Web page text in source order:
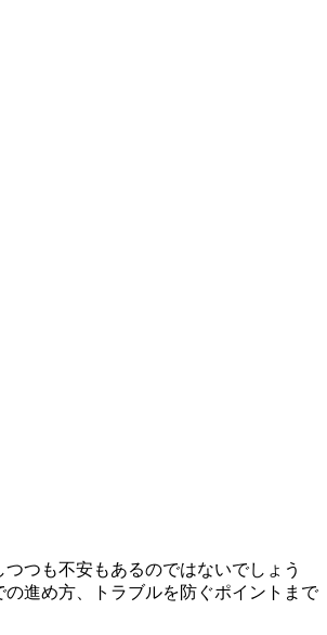
つも不安もあるのではないでしょう
進め方、トラブルを防ぐポイントまで